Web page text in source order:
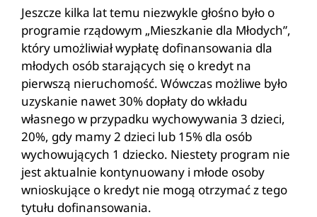
Jeszcze kilka lat temu niezwykle głośno było o
programie rządowym „Mieszkanie dla Młodych”,
który umożliwiał wypłatę dofinansowania dla
młodych osób starających się o kredyt na
pierwszą nieruchomość. Wówczas możliwe było
uzyskanie nawet 30% dopłaty do wkładu
własnego w przypadku wychowywania 3 dzieci,
20%, gdy mamy 2 dzieci lub 15% dla osób
wychowujących 1 dziecko. Niestety program nie
jest aktualnie kontynuowany i młode osoby
wnioskujące o kredyt nie mogą otrzymać z tego
tytułu dofinansowania.